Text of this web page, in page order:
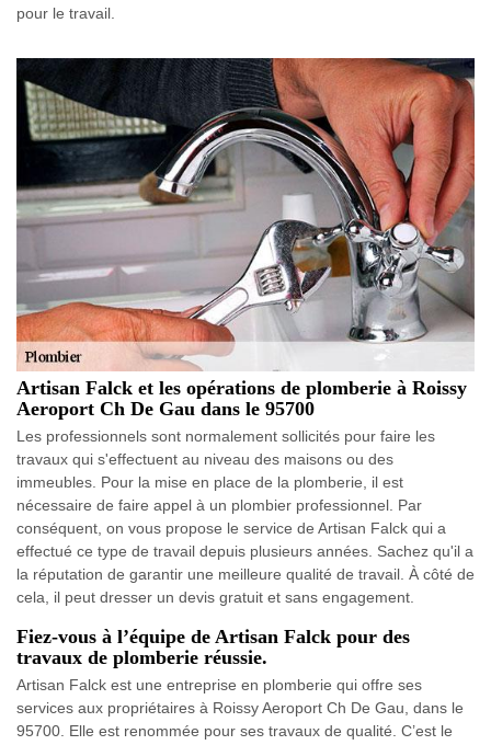
pour le travail.
Artisan Falck et les opérations de plomberie à Roissy
Aeroport Ch De Gau dans le 95700
Les professionnels sont normalement sollicités pour faire les
travaux qui s'effectuent au niveau des maisons ou des
immeubles. Pour la mise en place de la plomberie, il est
nécessaire de faire appel à un plombier professionnel. Par
conséquent, on vous propose le service de Artisan Falck qui a
effectué ce type de travail depuis plusieurs années. Sachez qu'il a
la réputation de garantir une meilleure qualité de travail. À côté de
cela, il peut dresser un devis gratuit et sans engagement.
Fiez-vous à l’équipe de Artisan Falck pour des
travaux de plomberie réussie.
Artisan Falck est une entreprise en plomberie qui offre ses
services aux propriétaires à Roissy Aeroport Ch De Gau, dans le
95700. Elle est renommée pour ses travaux de qualité. C’est le